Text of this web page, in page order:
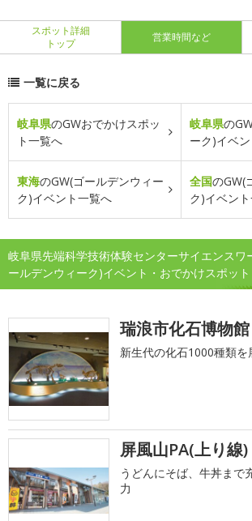
スポット詳細
トップ
営業時間など
一覧に戻る
岐阜県のGWおでかけスポッ
ト一覧へ
岐阜県の
ーク)イベ
東海のGW(ゴールデンウィー
ク)イベント一覧へ
全国のGW(
ク)イベン
岐阜県先端科学技術体験センターサイエンスワ
ールデンウィーク)イベント・おでかけスポット
瑞浪市化石博物館
新生代の化石1000種類を
屏風山PA(上り線)
うどんにそば、牛丼まで
力